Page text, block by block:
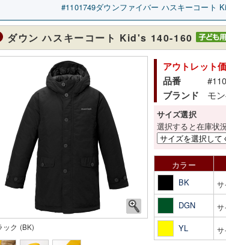
1101749ダウンファイバー ハスキーコート
ダウン ハスキーコート Kid's 140-160
ック (BK)
アウトレット
品番
ブランド モ
サイズ選択
選択すると在庫状
カラー
BK
サ
DGN サ
YL サ